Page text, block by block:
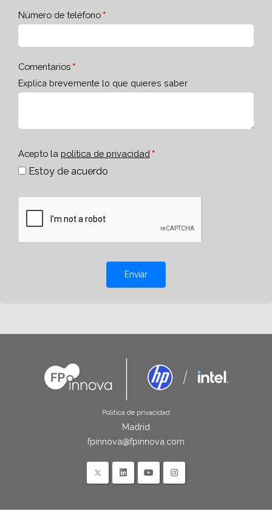
Número de teléfono
Comentarios
Explica brevemente lo que quieres saber
Acepto la política de privacidad
Estoy de acuerdo
Enviar
Política de privacidad
Madrid
fpinnova@fpinnova.com